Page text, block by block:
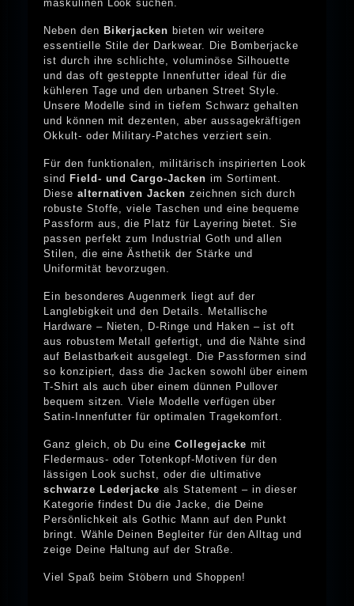
maskulinen Look suchen.
Neben den Bikerjacken bieten wir weitere
essentielle Stile der Darkwear. Die Bomberjacke
ist durch ihre schlichte, voluminöse Silhouette
und das oft gesteppte Innenfutter ideal für die
kühleren Tage und den urbanen Street Style.
Unsere Modelle sind in tiefem Schwarz gehalten
und können mit dezenten, aber aussagekräftigen
Okkult- oder Military-Patches verziert sein.
Für den funktionalen, militärisch inspirierten Look
sind Field- und Cargo-Jacken im Sortiment.
Diese alternativen Jacken zeichnen sich durch
robuste Stoffe, viele Taschen und eine bequeme
Passform aus, die Platz für Layering bietet. Sie
passen perfekt zum Industrial Goth und allen
Stilen, die eine Ästhetik der Stärke und
Uniformität bevorzugen.
Ein besonderes Augenmerk liegt auf der
Langlebigkeit und den Details. Metallische
Hardware – Nieten, D-Ringe und Haken – ist oft
aus robustem Metall gefertigt, und die Nähte sind
auf Belastbarkeit ausgelegt. Die Passformen sind
so konzipiert, dass die Jacken sowohl über einem
T-Shirt als auch über einem dünnen Pullover
bequem sitzen. Viele Modelle verfügen über
Satin-Innenfutter für optimalen Tragekomfort.
Ganz gleich, ob Du eineCollegejacke mit
Fledermaus- oder Totenkopf-Motiven für den
lässigen Look suchst, oder die ultimative
schwarze Lederjacke als Statement – in dieser
Kategorie findest Du die Jacke, die Deine
Persönlichkeit als Gothic Mann auf den Punkt
bringt. Wähle Deinen Begleiter für den Alltag und
zeige Deine Haltung auf der Straße.
Viel Spaß beim Stöbern und Shoppen!